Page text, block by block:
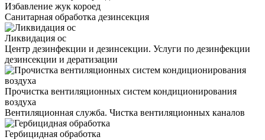
Избавление жук короед
Санитарная обработка дезинсекция
Ликвидация ос
Центр дезинфекции и дезинсекции. Услуги по дезинфекции
дезинсекции и дератизации
Прочистка вентиляционных систем кондиционирования
воздуха
Вентиляционная служба. Чистка вентиляционных каналов
Гербицидная обработка